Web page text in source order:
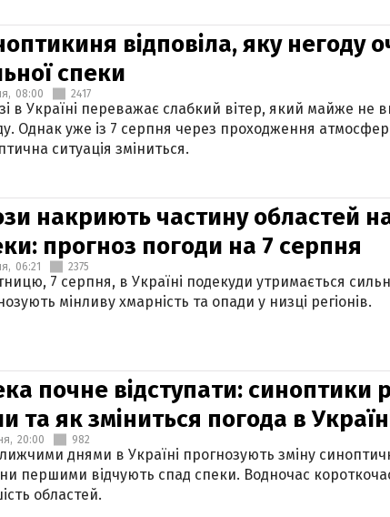
відповіла, яку негоду
спеки
08:00 2417
в Україні переважає слабкий вітер, який майже не
Однак уже із 7 серпня через проходження
ситуація зміниться.
накриють частину областей на
прогноз погоди на 7 серпня
06:21 2375
7 серпня, в Україні подекуди утримається
мінливу хмарність та опади у низці регіонів.
почне відступати: синоптики
та як зміниться погода в
20:00 982
днями в Україні прогнозують зміну
першими відчують спад спеки. Водночас
областей.